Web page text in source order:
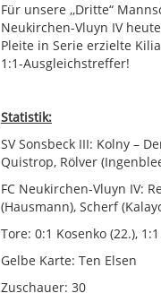
Für unsere ,,Dritte“
Neukirchen-Vluyn IV
Pleite in Serie erzielte
1:1-Ausgleichstreffer!
Statistik:
SV Sonsbeck III: Kolny –
Quistrop, Rölver
FC Neukirchen-Vluyn IV:
(Hausmann), Scherf
Tore: 0:1 Kosenko (22.),
Gelbe Karte: Ten Elsen
Zuschauer: 30